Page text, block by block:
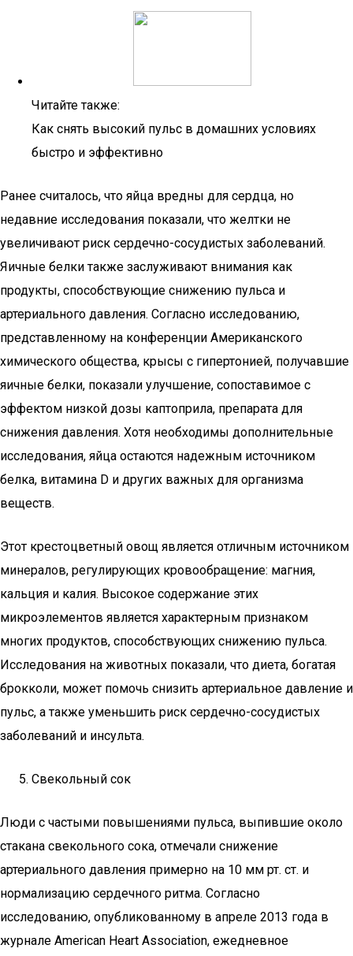
Читайте также:
Как снять высокий пульс в домашних условиях
быстро и эффективно
Ранее считалось, что яйца вредны для сердца, но
недавние исследования показали, что желтки не
увеличивают риск сердечно-сосудистых заболеваний.
Яичные белки также заслуживают внимания как
продукты, способствующие снижению пульса и
артериального давления. Согласно исследованию,
представленному на конференции Американского
химического общества, крысы с гипертонией, получавшие
яичные белки, показали улучшение, сопоставимое с
эффектом низкой дозы каптоприла, препарата для
снижения давления. Хотя необходимы дополнительные
исследования, яйца остаются надежным источником
белка, витамина D и других важных для организма
веществ.
Этот крестоцветный овощ является отличным источником
минералов, регулирующих кровообращение: магния,
кальция и калия. Высокое содержание этих
микроэлементов является характерным признаком
многих продуктов, способствующих снижению пульса.
Исследования на животных показали, что диета, богатая
брокколи, может помочь снизить артериальное давление и
пульс, а также уменьшить риск сердечно-сосудистых
заболеваний и инсульта.
Свекольный сок
Люди с частыми повышениями пульса, выпившие около
стакана свекольного сока, отмечали снижение
артериального давления примерно на 10 мм рт. ст. и
нормализацию сердечного ритма. Согласно
исследованию, опубликованному в апреле 2013 года в
журнале American Heart Association, ежедневное